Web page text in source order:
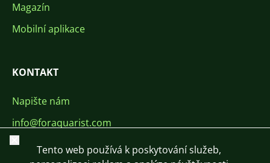
Magazín
Mobilní aplikace
KONTAKT
Napište nám
info@foraquarist.com
+420 603 449 602
Zavřít
Tento web používá k poskytování služeb,